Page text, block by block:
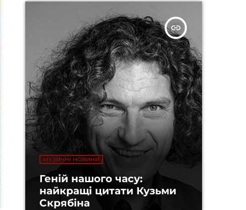
insert_link
МУЗИЧНІ НОВИНИ
Геній нашого часу:
найкращі цитати Кузьми
Скрябіна